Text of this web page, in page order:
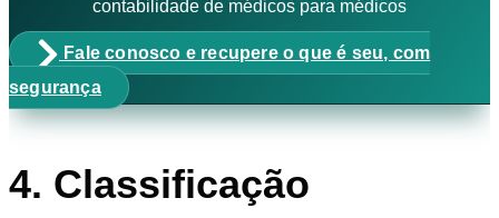
contabilidade de médicos para médicos
Fale conosco e recupere o que é seu, com
segurança
4. Classificação